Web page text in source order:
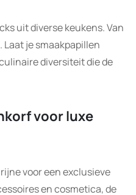
uit diverse keukens. Van
je smaakpapillen
diversiteit die de
voor luxe
voor een exclusieve
en cosmetica, de